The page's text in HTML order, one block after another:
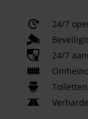
24/7
24/7
Omheind
Toiletten